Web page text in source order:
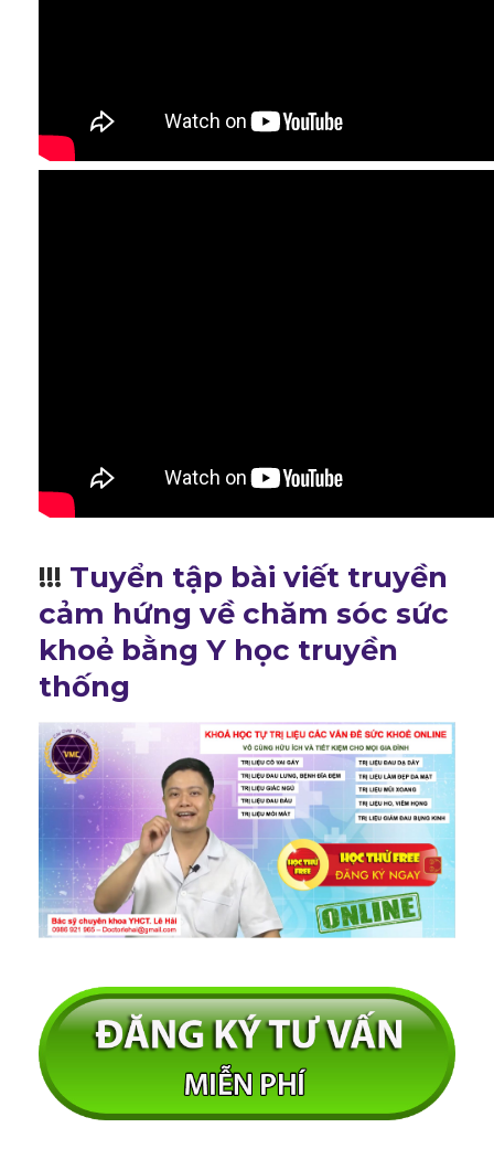
!!! Tuyển tập bài viết truyền
cảm hứng về chăm sóc sức
khoẻ bằng Y học truyền
thống